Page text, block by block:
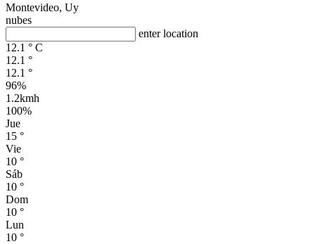
Montevideo, Uy
nubes
enter location
12.1 ° C
12.1 °
12.1 °
96%
1.2kmh
100%
Jue
15 °
Vie
10 °
Sáb
10 °
Dom
10 °
Lun
10 °